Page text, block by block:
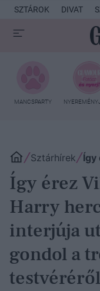
SZTÁROK DIVAT
MANCSPARTY
Sztárhírek Így
Így érez
Harry
interjúja
gondol a
testvéréről